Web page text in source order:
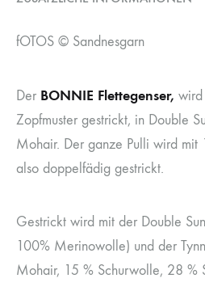
fOTOS © Sandnesgarn
Der BONNIE Flettegenser, wird
Zopfmuster gestrickt, in Double
Mohair. Der ganze Pulli wird mit
also doppelfädig gestrickt.
Gestrickt wird mit der Double
100% Merinowolle) und der
Mohair, 15 % Schurwolle, 28 %